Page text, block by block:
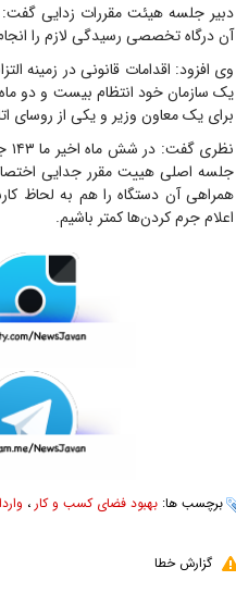
دبیر جلسه هیئت مقررات زدایی
آن درگاه تخصصی رسیدگی لازم را
وی افزود: اقدامات قانونی در زمینه
یک سازمان خود انتظام بیست و دو
برای یک معاون وزیر و یکی از روسای
جلسه اصلی هییت مقرر جدایی
همراهی آن دستگاه را هم به لحاظ
اعلام جرم کردن‌ها کمتر باشیم.
برچسب ها: بهبود فضای کسب و کار،
گزارش خطا